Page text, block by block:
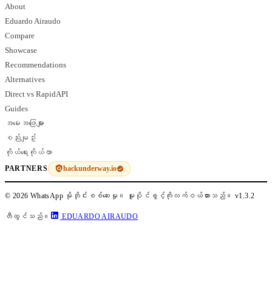
About
Eduardo Airaudo
Compare
Showcase
Recommendations
Alternatives
Direct vs RapidAPI
Guides
အမေးအဖြေများ
စည်းမျဥ်း
ကိုယ်ရေးကိုယ်တာ
PARTNERS hackunderway.io
© 2026 WhatsApp မိုဘိုင်းစစ်ဆေးမှု။ မူပိုင်ခွင့်ကိုလက်ဝယ်ထားသည်။ v1.3.2
တီထွင်သည်။ EDUARDO AIRAUDO